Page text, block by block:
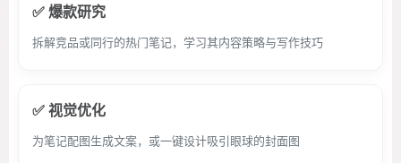
✅ 爆款研究
拆解竞品或同行的热门笔记，学习其内容策略与写作技巧
✅ 视觉优化
为笔记配图生成文案，或一键设计吸引眼球的封面图